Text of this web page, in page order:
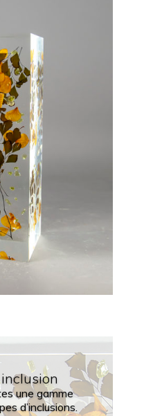
une gamme
d’inclusions.